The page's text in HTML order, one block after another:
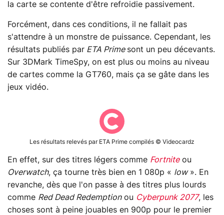
la carte se contente d'être refroidie passivement.
Forcément, dans ces conditions, il ne fallait pas
s'attendre à un monstre de puissance. Cependant, les
résultats publiés par ETA Prime sont un peu décevants.
Sur 3DMark TimeSpy, on est plus ou moins au niveau
de cartes comme la GT760, mais ça se gâte dans les
jeux vidéo.
Les résultats relevés par ETA Prime compilés © Videocardz
En effet, sur des titres légers comme Fortniteou
Overwatch, ça tourne très bien en 1 080p « low». En
revanche, dès que l'on passe à des titres plus lourds
comme Red Dead Redemptionou Cyberpunk 2077, les
choses sont à peine jouables en 900p pour le premier